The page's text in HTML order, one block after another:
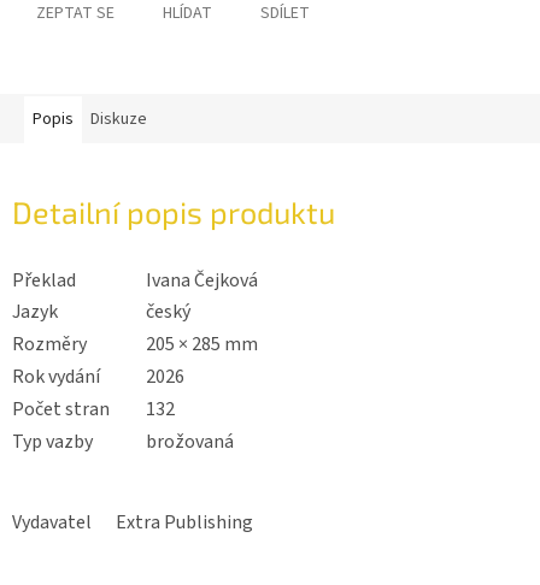
ZEPTAT SE HLÍDAT SDÍLET
Popis Diskuze
Detailní popis produktu
Překlad
Ivana Čejková
Jazyk
český
Rozměry
205 × 285 mm
Rok vydání
2026
Počet stran
132
Typ vazby
brožovaná
Vydavatel Extra Publishing